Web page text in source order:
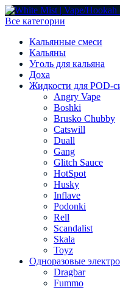
Все категории
Кальянные смеси
Кальяны
Уголь для кальяна
Доха
Жидкости для POD-
Angry Vape
Boshki
Brusko Chubby
Catswill
Duall
Gang
Glitch Sauce
HotSpot
Husky
Inflave
Podonki
Rell
Scandalist
Skala
Toyz
Одноразовые
Dragbar
Fummo